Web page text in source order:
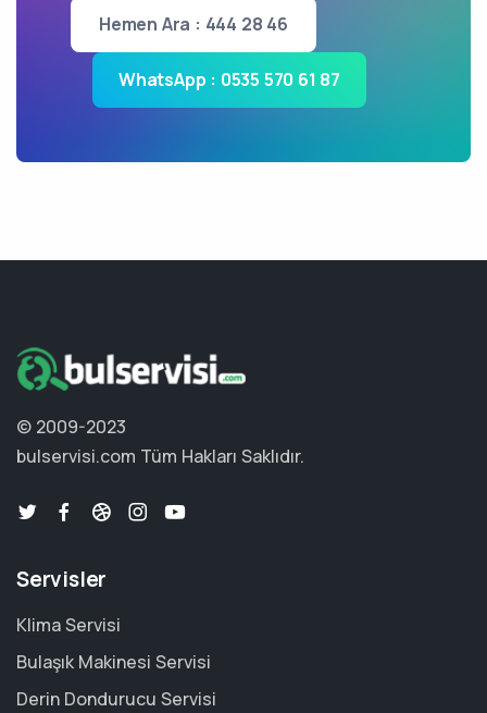
Hemen Ara : 444 28 46
WhatsApp : 0535 570 61 87
© 2009-2023
bulservisi.com Tüm Hakları Saklıdır.
Servisler
Klima Servisi
Bulaşık Makinesi Servisi
Derin Dondurucu Servisi